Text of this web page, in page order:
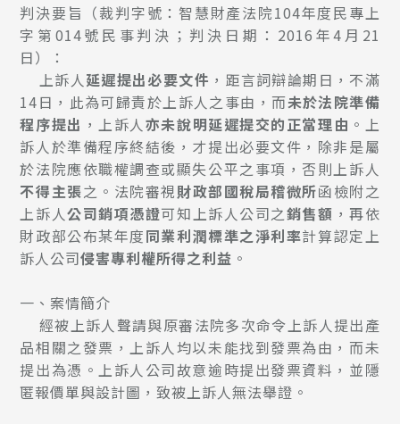
判決要旨（裁判字號：智慧財產法院104年度民專上
字第014號民事判決；判決日期：2016年4月21
日）：
上訴人延遲提出必要文件 ，距言詞辯論期日，不滿
14日，此為可歸責於上訴人之事由，而未於法院準備
程序提出 ，上訴人亦未說明延遲提交的正當理由 。上
訴人於準備程序終結後，才提出必要文件，除非是屬
於法院應依職權調查或顯失公平之事項，否則上訴人
不得主張之。法院審視財政部國稅局稽微所函檢附之
上訴人公司銷項憑證可知上訴人公司之銷售額 ，再依
財政部公布某年度同業利潤標準之淨利率計算認定上
訴人公司侵害專利權所得之利益 。
一、案情簡介
經被上訴人聲請與原審法院多次命令上訴人提出產
品相關之發票，上訴人均以未能找到發票為由，而未
提出為憑。上訴人公司故意逾時提出發票資料，並隱
匿報價單與設計圖，致被上訴人無法舉證。